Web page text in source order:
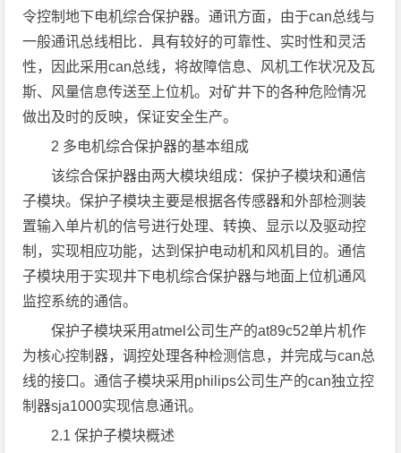
令控制地下电机综合保护器。通讯方面，由于can总线与
一般通讯总线相比．具有较好的可靠性、实时性和灵活
性，因此采用can总线，将故障信息、风机工作状况及瓦
斯、风量信息传送至上位机。对矿井下的各种危险情况
做出及时的反映，保证安全生产。
2 多电机综合保护器的基本组成
该综合保护器由两大模块组成：保护子模块和通信
子模块。保护子模块主要是根据各传感器和外部检测装
置输入单片机的信号进行处理、转换、显示以及驱动控
制，实现相应功能，达到保护电动机和风机目的。通信
子模块用于实现井下电机综合保护器与地面上位机通风
监控系统的通信。
保护子模块采用atmel公司生产的at89c52单片机作
为核心控制器，调控处理各种检测信息，并完成与can总
线的接口。通信子模块采用philips公司生产的can独立控
制器sja1000实现信息通讯。
2.1 保护子模块概述